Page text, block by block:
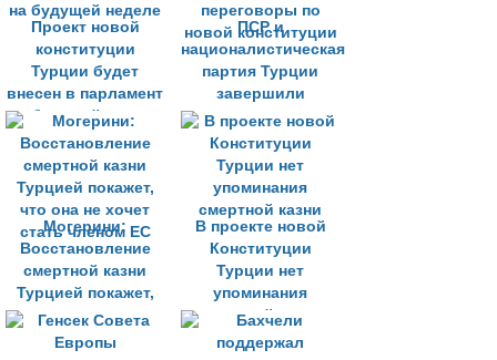
Проект новой
конституции
Турции будет
внесен в парламент
на будущей неделе
ПСР и
националистическая
партия Турции
завершили
переговоры по
новой конституции
Могерини:
Восстановление
смертной казни
Турцией покажет,
что она не хочет
стать членом ЕС
В проекте новой
Конституции
Турции нет
упоминания
смертной казни